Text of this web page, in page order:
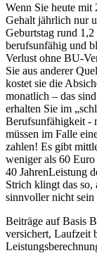
Wenn Sie heute mit
Gehalt jährlich nur
Geburtstag rund
berufsunfähig und
Verlust ohne BU-
Sie aus anderer
kostet sie die
monatlich – das
erhalten Sie im
Berufsunfähigkeit -
müssen im Falle
zahlen! Es gibt
weniger als 60
40 JahrenLeistung
Strich klingt das so,
sinnvoller nicht sein
Beiträge auf Basis
versichert, Laufzeit